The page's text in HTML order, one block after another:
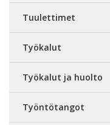
Tuulettimet
Työkalut
Työkalut ja huolto
Työntötangot